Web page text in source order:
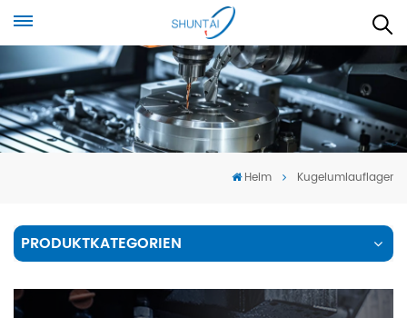
Heim Kugelumlauflager
PRODUKTKATEGORIEN